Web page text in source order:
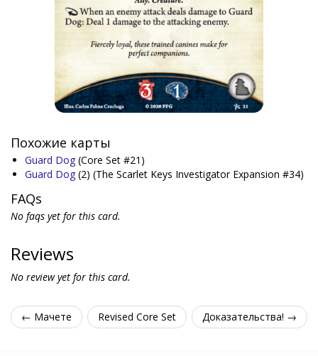
Похожие карты
Guard Dog (Core Set #21)
Guard Dog (2) (The Scarlet Keys Investigator Expansion #34)
FAQs
No faqs yet for this card.
Reviews
No review yet for this card.
← Мачете Revised Core Set Доказательства! →